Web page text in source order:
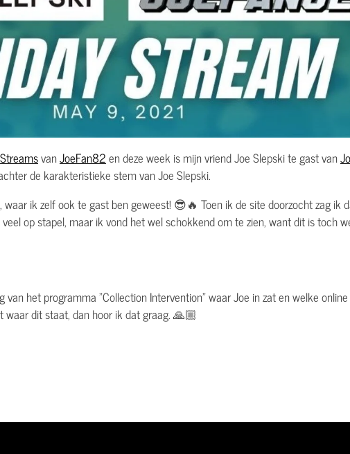
vanJoeFan82en deze week is mijn vriend Joe Slepski te gast van
de karakteristieke stem van Joe Slepski.
waar ik zelf ook te gast ben geweest! 😎🔥 Toen ik de site doorzocht zag ik
op stapel, maar ik vond het wel schokkend om te zien, want dit is toch
het programma "Collection Intervention" waar Joe in zat en welke
waar dit staat, dan hoor ik dat graag. 🙏🏼